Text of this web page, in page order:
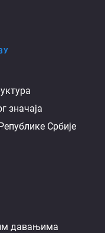
значаја
Србије
давањима